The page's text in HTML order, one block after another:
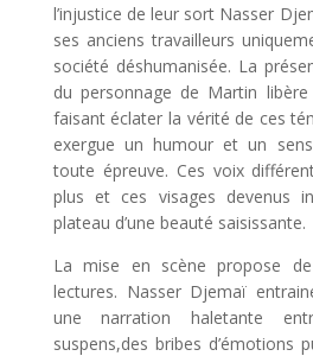
l’injustice de leur sort Nasser
ses anciens travailleurs
société déshumanisée. La
du personnage de Martin
faisant éclater la vérité de ces
exergue un humour et un
toute épreuve. Ces voix
plus et ces visages devenus
plateau d’une beauté saisissante.
La mise en scène propose
lectures. Nasser Djemaï
une narration haletante
suspens,des bribes d’émotions